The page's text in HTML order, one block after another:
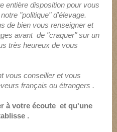
entière disposition pour vous
"politique" d'élevage.
de bien vous renseigner et
avant de "craquer" sur un
très heureux de vous
vous conseiller et vous
français ou étrangers .
à votre écoute et qu'une
.